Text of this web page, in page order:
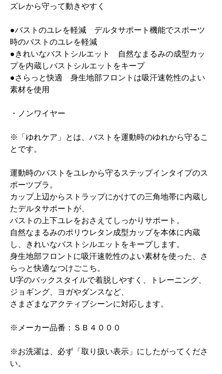
ズレから守って動きやすく
●バストのユレを軽減 デルタサポート機能でスポーツ
時のバストのユレを軽減
●きれいなバストシルエット 自然なまるみの成型カッ
プを内蔵しバストシルエットをキープ
●さらっと快適 身生地部フロントは吸汗速乾性のよい
素材を使用
・ノンワイヤー
※「ゆれケア」とは、バストを運動時のゆれから守るこ
とです。
運動時のバストをユレから守るステップインタイプのス
ポーツブラ。
カップ上辺からストラップにかけての三角地帯に内蔵し
たデルタサポートが、
バストの上下ユレをおさえてしっかりサポート。
自然なまるみのポリウレタン成型カップを本体に内蔵
し、きれいなバストシルエットをキープします。
身生地部フロントに吸汗速乾性のよい素材を使った、さ
らっと快適なつけごこち。
U字のバックスタイルで着脱しやすく、トレーニング、
ジョギング、ヨガやダンスなど、
さまざまなアクティブシーンに対応します。
※メーカー品番：ＳＢ４０００
※お洗濯は、必ず「取り扱い表示」にしたがってくださ
い。